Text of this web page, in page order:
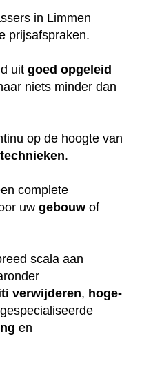
in Limmen
prijsafspraken.
uit goed opgeleid
niets minder dan
op de hoogte van
.
complete
uw gebouw of
scala aan
verwijderen, hoge-
en